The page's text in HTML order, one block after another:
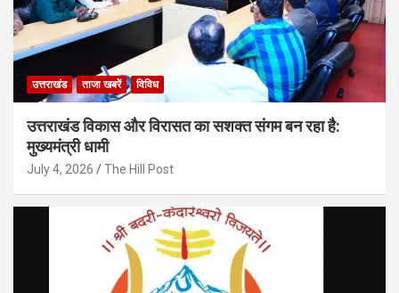
उत्तराखंड ताजा खबरें विविध
उत्तराखंड विकास और विरासत का सशक्त संगम बन रहा है:
मुख्यमंत्री धामी
July 4, 2026 The Hill Post